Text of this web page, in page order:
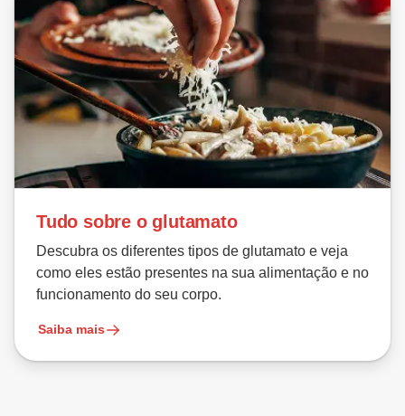
Tudo sobre o glutamato
Descubra os diferentes tipos de glutamato e veja
como eles estão presentes na sua alimentação e no
funcionamento do seu corpo.
Saiba mais